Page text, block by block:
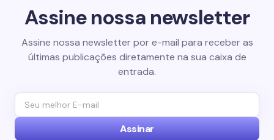
Assine nossa newsletter
Assine nossa newsletter por e-mail para receber as
últimas publicações diretamente na sua caixa de
entrada.
Assinar